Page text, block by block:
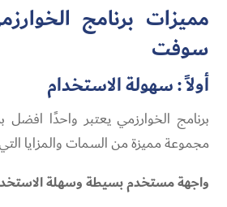
مميزات برنامج
سوفت
أولاً : سهولة الاستخدام
برنامج الخوارزمي يعتبر واحدًا
مجموعة مميزة من السمات والمزايا
واجهة مستخدم بسيطة وسهلة